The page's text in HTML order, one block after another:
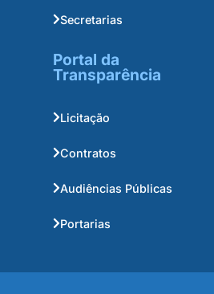
Secretarias
Portal da
Transparência
Licitação
Contratos
Audiências Públicas
Portarias